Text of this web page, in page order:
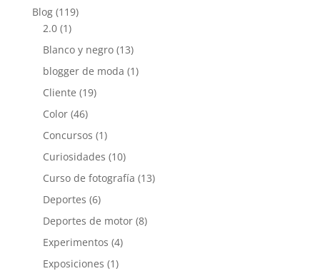
Blog(119)
2.0(1)
Blanco y negro(13)
blogger de moda (1)
Cliente (19)
Color(46)
Concursos (1)
Curiosidades (10)
Curso de fotografía (13)
Deportes (6)
Deportes de motor(8)
Experimentos (4)
Exposiciones (1)